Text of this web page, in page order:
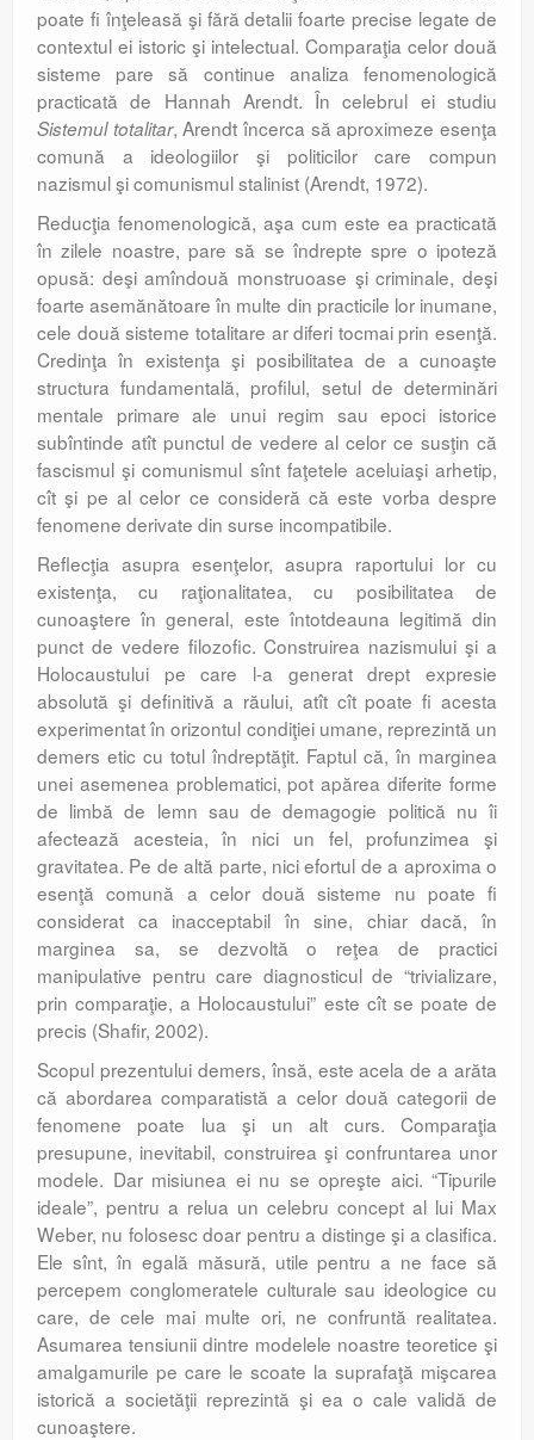
poate fi înţeleasă şi fără detalii foarte precise legate de
contextul ei istoric şi intelectual. Comparaţia celor două
sisteme pare să continue analiza fenomenologică
practicată de Hannah Arendt. În celebrul ei studiu
Sistemul totalitar, Arendt încerca să aproximeze esenţa
comună a ideologiilor şi politicilor care compun
nazismul şi comunismul stalinist (Arendt, 1972).
Reducţia fenomenologică, aşa cum este ea practicată
în zilele noastre, pare să se îndrepte spre o ipoteză
opusă: deşi amîndouă monstruoase şi criminale, deşi
foarte asemănătoare în multe din practicile lor inumane,
cele două sisteme totalitare ar diferi tocmai prin esenţă.
Credinţa în existenţa şi posibilitatea de a cunoaşte
structura fundamentală, profilul, setul de determinări
mentale primare ale unui regim sau epoci istorice
subîntinde atît punctul de vedere al celor ce susţin că
fascismul şi comunismul sînt faţetele aceluiaşi arhetip,
cît şi pe al celor ce consideră că este vorba despre
fenomene derivate din surse incompatibile.
Reflecţia asupra esenţelor, asupra raportului lor cu
existenţa, cu raţionalitatea, cu posibilitatea de
cunoaştere în general, este întotdeauna legitimă din
punct de vedere filozofic. Construirea nazismului şi a
Holocaustului pe care l-a generat drept expresie
absolută şi definitivă a răului, atît cît poate fi acesta
experimentat în orizontul condiţiei umane, reprezintă un
demers etic cu totul îndreptăţit. Faptul că, în marginea
unei asemenea problematici, pot apărea diferite forme
de limbă de lemn sau de demagogie politică nu îi
afectează acesteia, în nici un fel, profunzimea şi
gravitatea. Pe de altă parte, nici efortul de a aproxima o
esenţă comună a celor două sisteme nu poate fi
considerat ca inacceptabil în sine, chiar dacă, în
marginea sa, se dezvoltă o reţea de practici
manipulative pentru care diagnosticul de “trivializare,
prin comparaţie, a Holocaustului” este cît se poate de
precis (Shafir, 2002).
Scopul prezentului demers, însă, este acela de a arăta
că abordarea comparatistă a celor două categorii de
fenomene poate lua şi un alt curs. Comparaţia
presupune, inevitabil, construirea şi confruntarea unor
modele. Dar misiunea ei nu se opreşte aici. “Tipurile
ideale”, pentru a relua un celebru concept al lui Max
Weber, nu folosesc doar pentru a distinge şi a clasifica.
Ele sînt, în egală măsură, utile pentru a ne face să
percepem conglomeratele culturale sau ideologice cu
care, de cele mai multe ori, ne confruntă realitatea.
Asumarea tensiunii dintre modelele noastre teoretice şi
amalgamurile pe care le scoate la suprafaţă mişcarea
istorică a societăţii reprezintă şi ea o cale validă de
cunoaştere.